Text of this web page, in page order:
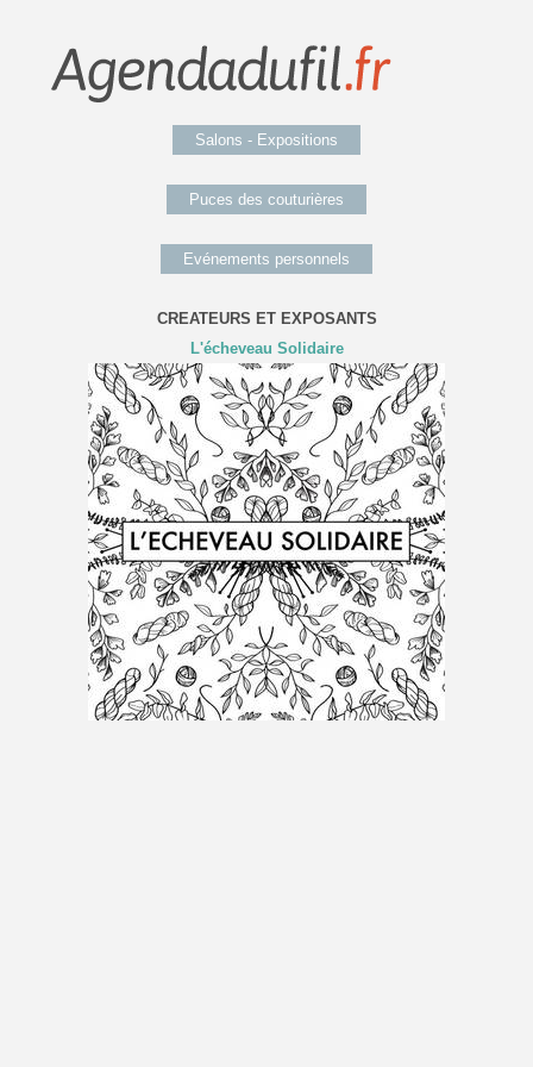
Salons - Expositions
Puces des couturières
Evénements personnels
CREATEURS ET EXPOSANTS
L'écheveau Solidaire